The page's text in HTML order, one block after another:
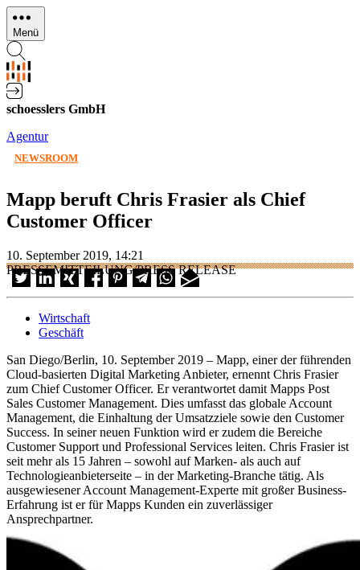
Direkt
zum
Inhalt
Menü
schoesslers GmbH
Agentur
NEWSROOM
Mapp beruft Chris Frasier als Chief
Customer Officer
10. September 2019, 14:21
PRESSEMITTEILUNG/PRESS RELEASE
Wirtschaft
Geschäft
San Diego/Berlin, 10. September 2019 – Mapp, einer der führenden
Cloud-basierten Digital Marketing Anbieter, ernennt Chris Frasier
zum Chief Customer Officer. Er verantwortet damit Mapps Post
Sales Customer Management. Dies umfasst das globale Account
Management, die Einhaltung der Umsatzziele sowie den Customer
Success. In seiner neuen Funktion wird er zudem die Bereiche
Customer Support und Professional Services leiten. Chris Frasier ist
seit mehr als 15 Jahren – sowohl auf Marken- als auch auf
Technologieanbieterseite – in der Marketing-Branche tätig. Als
ausgewiesener Account Management-Experte mit großer Business-
Erfahrung ist er für Mapps Kunden ein zuverlässiger
Ansprechpartner.